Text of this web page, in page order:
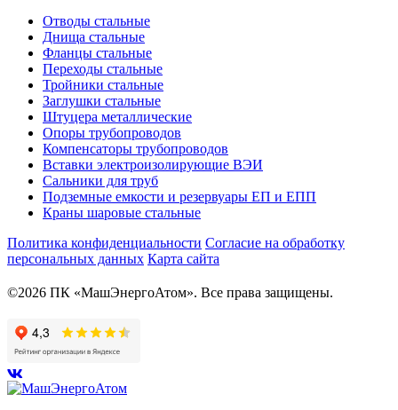
Отводы стальные
Днища стальные
Фланцы стальные
Переходы стальные
Тройники стальные
Заглушки стальные
Штуцера металлические
Опоры трубопроводов
Компенсаторы трубопроводов
Вставки электроизолирующие ВЭИ
Сальники для труб
Подземные емкости и резервуары ЕП и ЕПП
Краны шаровые стальные
Политика конфиденциальности Согласие на обработку
персональных данных Карта сайта
©2026 ПК «МашЭнергоАтом». Все права защищены.